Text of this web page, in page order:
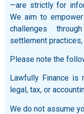
—are strictly for
We aim to
challenges
settlement
Please note the
Lawfully Finance
legal, tax, or
We do not assume